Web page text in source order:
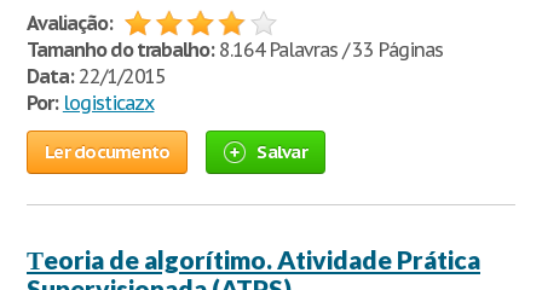
Avaliação:
Tamanho do trabalho:8.164 Palavras / 33 Páginas
Data:22/1/2015
Por: logisticazx
Ler documento Salvar
Тeoria de algorítimo. Atividade Prática